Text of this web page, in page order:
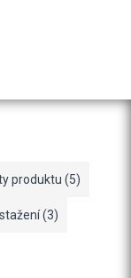
produktu (5)
(3)